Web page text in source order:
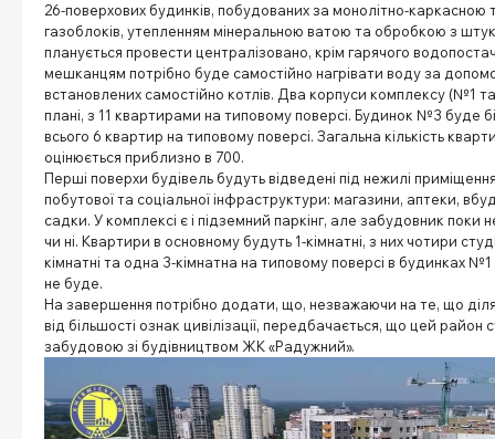
26-поверхових будинків, побудованих за монолітно-каркасною
газоблоків, утепленням мінеральною ватою та обробкою з
планується провести централізовано, крім гарячого
мешканцям потрібно буде самостійно нагрівати воду за
встановлених самостійно котлів. Два корпуси комплексу (№1
плані, з 11 квартирами на типовому поверсі. Будинок №3 буде
всього 6 квартир на типовому поверсі. Загальна кількість
оцінюється приблизно в 700.
Перші поверхи будівель будуть відведені під нежилі
побутової та соціальної інфраструктури: магазини, аптеки,
садки. У комплексі є і підземний паркінг, але забудовник поки
чи ні. Квартири в основному будуть 1-кімнатні, з них чотири
кімнатні та одна 3-кімнатна на типовому поверсі в будинках
не буде.
На завершення потрібно додати, що, незважаючи на те, що
від більшості ознак цивілізації, передбачається, що цей
забудовою зі будівництвом ЖК «Радужний».